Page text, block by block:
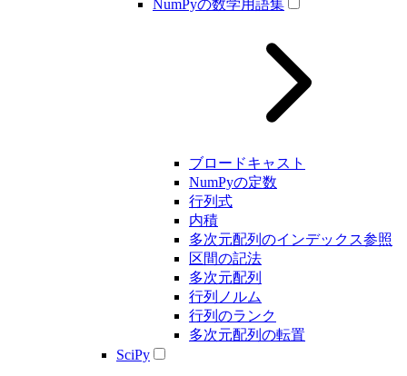
NumPyの数学用語集
ブロードキャスト
NumPyの定数
行列式
内積
多次元配列のインデックス参照
区間の記法
多次元配列
行列ノルム
行列のランク
多次元配列の転置
SciPy